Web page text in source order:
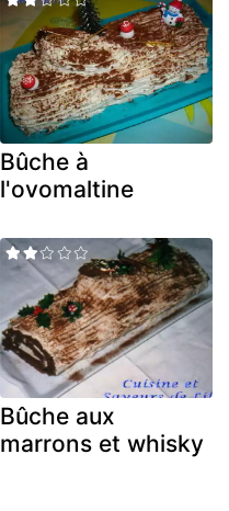
Bûche à
l'ovomaltine
Bûche aux
marrons et whisky